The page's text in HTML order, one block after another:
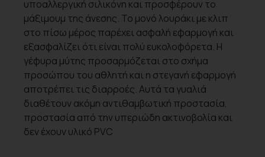
υποαλλεργική σιλικόνη και προσφέρουν το
μάξιμουμ της άνεσης. Το μονό λουράκι με κλιπ
στο πίσω μέρος παρέχει ασφαλή εφαρμογή και
εξασφαλίζει ότι είναι πολύ ευκολοφόρετα. Η
γέφυρα μύτης προσαρμόζεται στο σχήμα
προσώπου του αθλητή και η στεγανή εφαρμογή
αποτρέπει τις διαρροές. Αυτά τα γυαλιά
διαθέτουν ακόμη αντιθαμβωτική προστασία,
προστασία από την υπεριώδη ακτινοβολία και
δεν έχουν υλικό PVC